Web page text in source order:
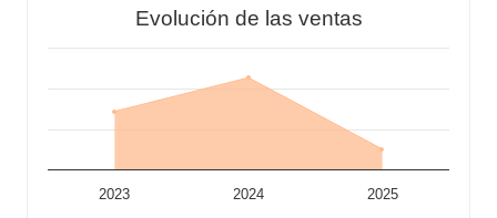
Evolución de las ventas
2023 2024 2025